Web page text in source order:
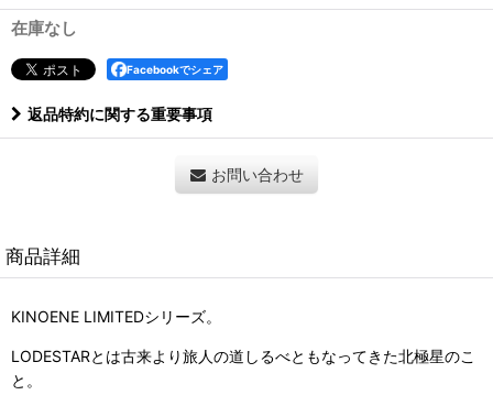
在庫なし
Facebookでシェア
返品特約に関する重要事項
お問い合わせ
商品詳細
KINOENE LIMITEDシリーズ。
LODESTARとは古来より旅人の道しるべともなってきた北極星のこ
と。